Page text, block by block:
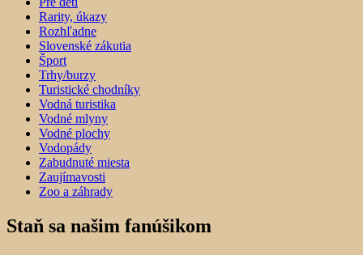
Rarity, úkazy
Rozhľadne
Slovenské zákutia
Šport
Trhy/burzy
Turistické chodníky
Vodná turistika
Vodné mlyny
Vodné plochy
Vodopády
Zabudnuté miesta
Zaujímavosti
Zoo a záhrady
Staň sa našim fanúšikom